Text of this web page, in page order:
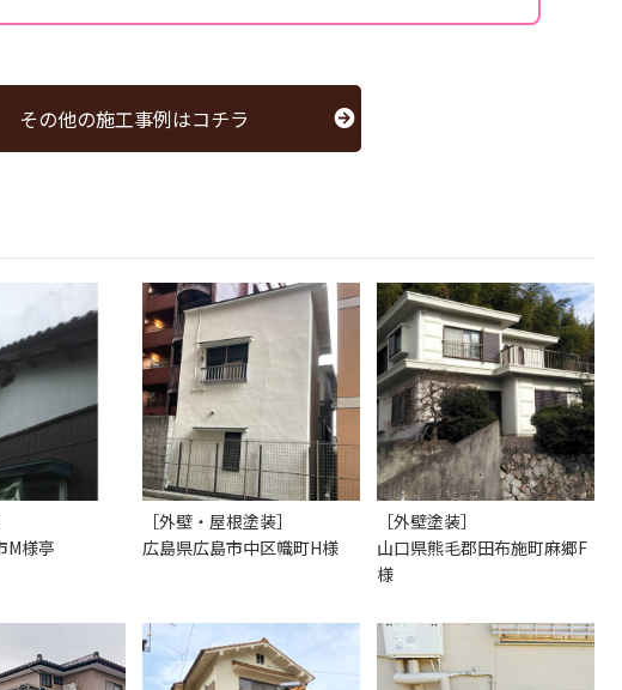
その他の施工事例はコチラ
M様亭
［外壁・屋根塗装］
広島県広島市中区幟町H様
［外壁塗装］
山口県熊毛郡田布施町麻郷F
様